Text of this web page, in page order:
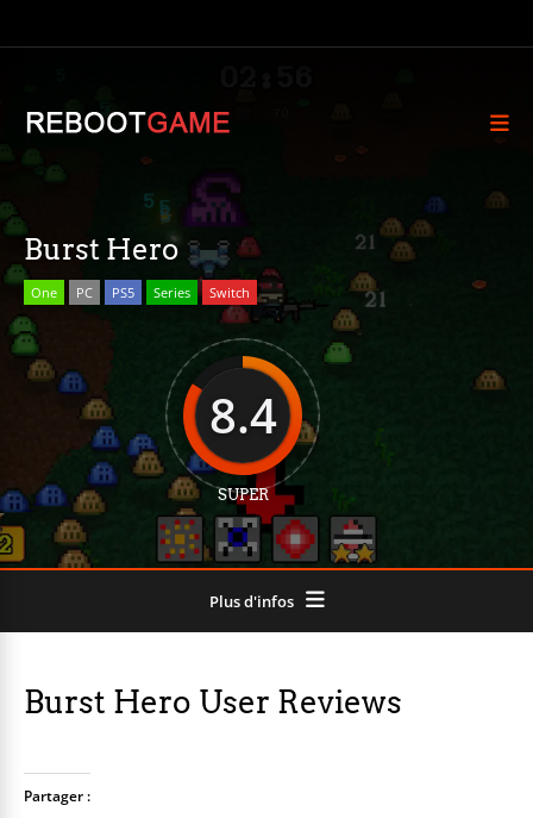
Burst Hero
One PC PS5 Series Switch
8.4
SUPER
Plus d'infos
Burst Hero User Reviews
Partager :